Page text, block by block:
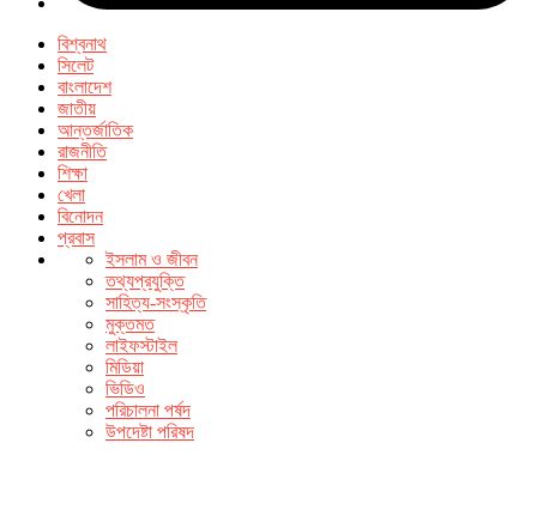
বিশ্বনাথ
সিলেট
বাংলাদেশ
জাতীয়
আন্তর্জাতিক
রাজনীতি
শিক্ষা
খেলা
বিনোদন
প্রবাস
ইসলাম ও জীবন
তথ্যপ্রযুক্তি
সাহিত্য-সংস্কৃতি
মুক্তমত
লাইফস্টাইল
মিডিয়া
ভিডিও
পরিচালনা পর্ষদ
উপদেষ্টা পরিষদ